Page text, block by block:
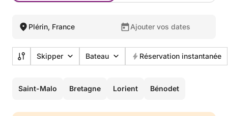
Plérin, France Ajouter vos dates
Skipper Bateau Réservation instantanée
Saint-Malo Bretagne Lorient Bénodet